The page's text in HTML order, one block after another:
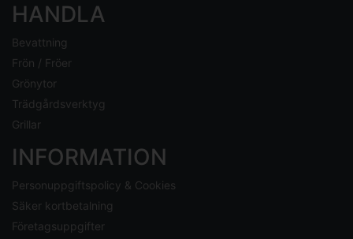
HANDLA
Bevattning
Frön / Fröer
Grönytor
Trädgårdsverktyg
Grillar
INFORMATION
Personuppgiftspolicy & Cookies
Säker kortbetalning
Företagsuppgifter